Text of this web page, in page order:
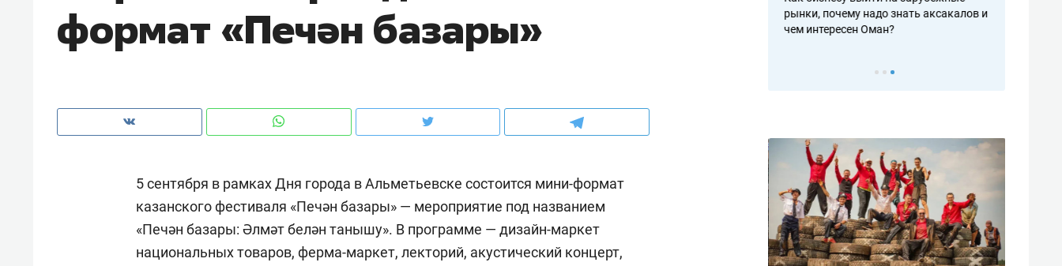
формат «Печән базары»
5 сентября в рамках Дня города в Альметьевске состоится мини-формат
казанского фестиваля «Печән базары» — мероприятие под названием
«Печән базары: Әлмәт белән танышу». В программе — дизайн-маркет
национальных товаров, ферма-маркет, лекторий, акустический концерт,
рынки, почему надо знать аксакалов и
чем интересен Оман?
о трехкратном росте цен, дотошных
клиентах и чудных запросах мастеров
рынки, почему надо знать аксакалов и
чем интересен Оман?